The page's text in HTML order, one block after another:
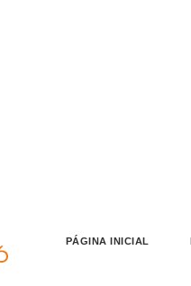
PÁGINA INICIAL